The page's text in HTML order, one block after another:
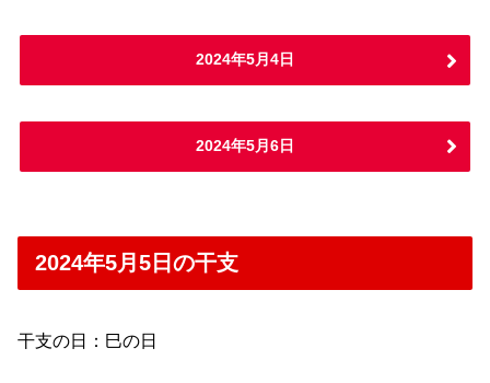
2024年5月4日
2024年5月6日
2024年5月5日の干支
干支の日：巳の日